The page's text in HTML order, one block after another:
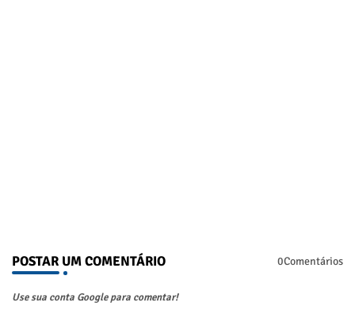
POSTAR UM COMENTÁRIO 0Comentários
Use sua conta Google para comentar!